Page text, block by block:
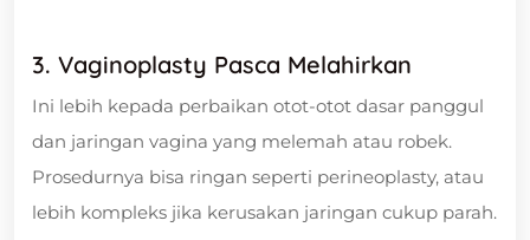
3. Vaginoplasty Pasca Melahirkan
Ini lebih kepada perbaikan otot-otot dasar panggul
dan jaringan vagina yang melemah atau robek.
Prosedurnya bisa ringan seperti perineoplasty, atau
lebih kompleks jika kerusakan jaringan cukup parah.